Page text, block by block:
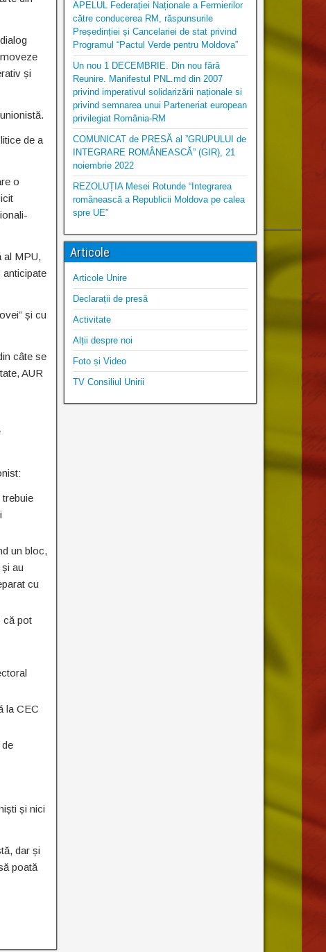
și
de a
o
al MPU,
și cu
câte se
AUR
un bloc,
au
cu
că pot
la CEC
și nici
dar și
poată
APELUL Federației Naționale a Fermierilor
către conducerea RM, răspunsurile
Președinției și Cancelariei de stat privind
Programul “Pactul Verde pentru Moldova”
Un nou 1 DECEMBRIE. Din nou fără
Reunire. Manifestul PNL.md din 2007
privind imperativul solidarizării naționale si
privind semnarea unui Parteneriat european
privilegiat România-RM
COMUNICAT de PRESĂ al ”GRUPULUI de
INTEGRARE ROMÂNEASCĂ” (GIR), 21
noiembrie 2022
REZOLUȚIA Mesei Rotunde “Integrarea
românească a Republicii Moldova pe calea
spre UE”
Articole
Articole Unire
Declarații de presă
Activitate
Alții despre noi
Foto și Video
TV Consiliul Unirii